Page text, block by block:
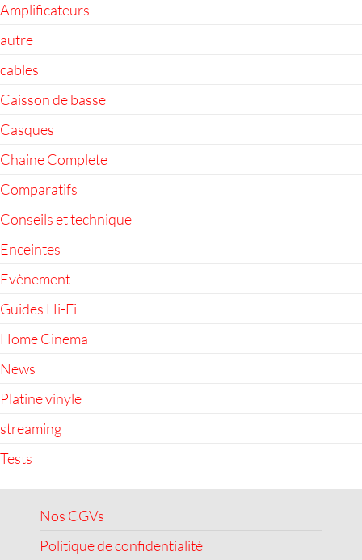
Amplificateurs
autre
cables
Caisson de basse
Casques
Chaine Complete
Comparatifs
Conseils et technique
Enceintes
Evènement
Guides Hi-Fi
Home Cinema
News
Platine vinyle
streaming
Tests
Nos CGVs
Politique de confidentialité